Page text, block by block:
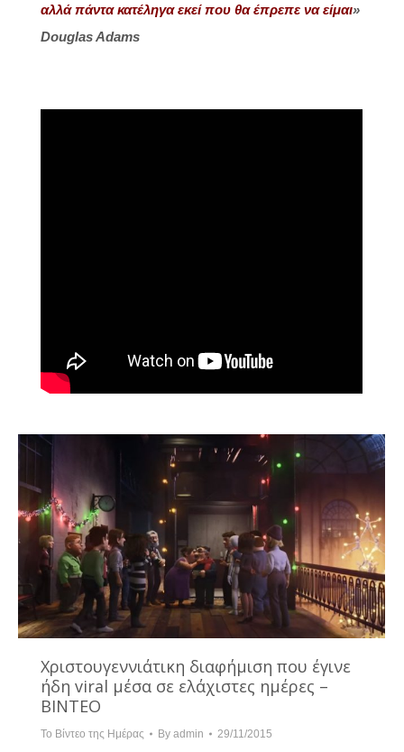
αλλά πάντα κατέληγα εκεί που θα έπρεπε να είμαι»
Douglas Adams
Χριστουγεννιάτικη διαφήμιση που έγινε
ήδη viral μέσα σε ελάχιστες ημέρες –
ΒΙΝΤΕΟ
Το Βίντεο της Ημέρας By admin 29/11/2015